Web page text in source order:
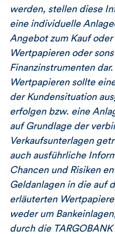
werden, stellen diese
eine individuelle
Angebot zum Kauf oder
Wertpapieren oder
Finanzinstrumenten
Wertpapieren sollte
der Kundensituation
erfolgen bzw. eine
auf Grundlage der
Verkaufsunterlagen
auch ausführliche
Chancen und Risiken
Geldanlagen in die auf
erläuterten
weder um
durch die